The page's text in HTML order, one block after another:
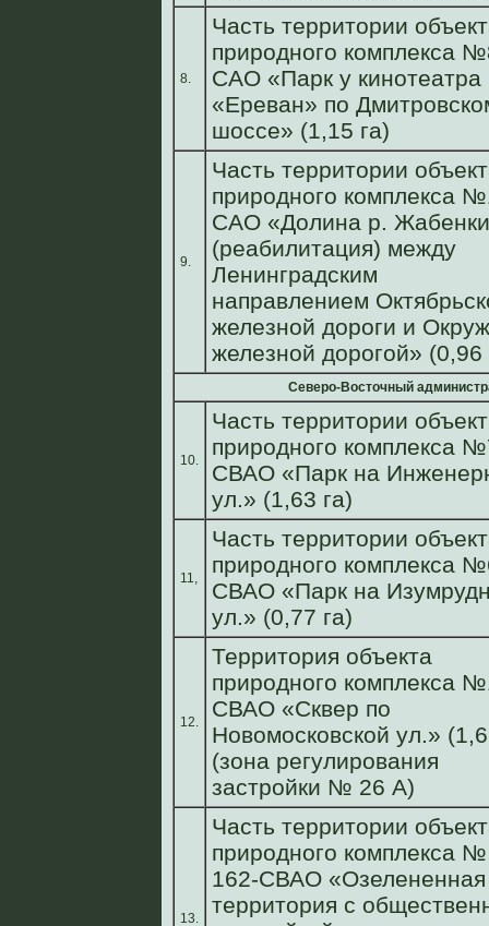
8.
Часть территории
природного комплекса
САО «Парк у кинотеатра
«Ереван» по
шоссе» (1,15 га)
9.
Часть территории
природного комплекса
САО «Долина р. Жабенки
(реабилитация) между
Ленинградским
направлением
железной дороги и
железной дорогой» (0,96
Северо-Восточный
10.
Часть территории
природного комплекса
СВАО «Парк на
ул.» (1,63 га)
11,
Часть территории
природного комплекса
СВАО «Парк на
ул.» (0,77 га)
12.
Территория объекта
природного комплекса
СВАО «Сквер по
Новомосковской ул.»
(зона регулирования
застройки № 26 А)
13.
Часть территории
природного комплекса №
162-СВАО «Озелененная
территория с